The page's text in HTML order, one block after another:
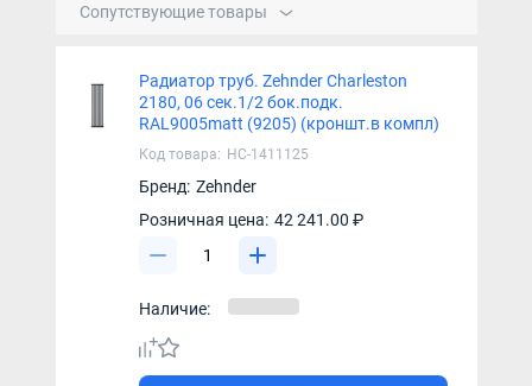
Сопутствующие товары
Радиатор труб. Zehnder Charleston
2180, 06 сек.1/2 бок.подк.
RAL9005matt (9205) (кроншт.в компл)
Код товара: НС-1411125
Бренд: Zehnder
Розничная цена: 42 241.00 ₽
Наличие: